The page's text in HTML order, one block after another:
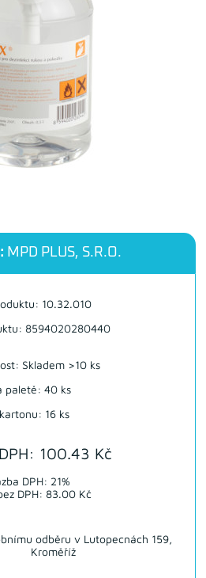
MPD PLUS, S.R.O.
100.43 Kč
DPH: 21%
DPH: 83.00 Kč
10.32.010
8594020280440
odběru v Lutopecnách 159,
Kroměříž
Skladem >10 ks
paletě: 40 ks
16 ks